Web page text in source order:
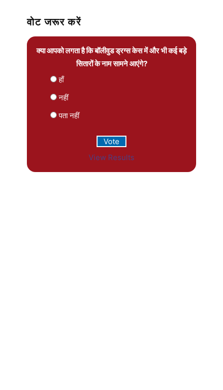
वोट जरूर करें
क्या आपको लगता है कि बॉलीवुड ड्रग्स केस में और भी कई बड़े
सितारों के नाम सामने आएंगे?
हाँ
नहीं
पता नहीं
View Results